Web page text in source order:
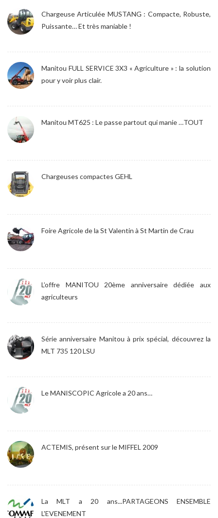
Chargeuse Articulée MUSTANG : Compacte, Robuste,
Puissante… Et très maniable !
Manitou FULL SERVICE 3X3 « Agriculture » : la solution
pour y voir plus clair.
Manitou MT625 : Le passe partout qui manie …TOUT
Chargeuses compactes GEHL
Foire Agricole de la St Valentin à St Martin de Crau
L’offre MANITOU 20ème anniversaire dédiée aux
agriculteurs
Série anniversaire Manitou à prix spécial, découvrez la
MLT 735 120 LSU
Le MANISCOPIC Agricole a 20 ans…
ACTEMIS, présent sur le MIFFEL 2009
La MLT a 20 ans...PARTAGEONS ENSEMBLE
L'EVENEMENT